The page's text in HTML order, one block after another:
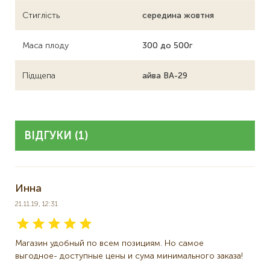
Стиглість середина жовтня
Маса плоду 300 до 500г
Підщепа айва ВА-29
ВІДГУКИ (1)
Инна
21.11.19, 12:31
Магазин удобный по всем позициям. Но самое
выгодное- доступные цены и сума минимального заказа!